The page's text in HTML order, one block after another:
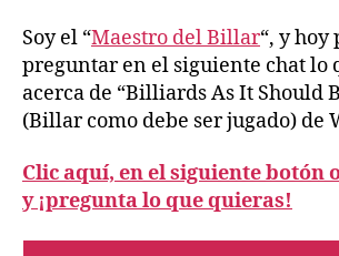
Soy el “Maestro del Billar“, y hoy
preguntar en el siguiente chat lo
acerca de “Billiards As It Should
(Billar como debe ser jugado) de
Clic aquí, en el siguiente botón
y ¡pregunta lo que quieras!